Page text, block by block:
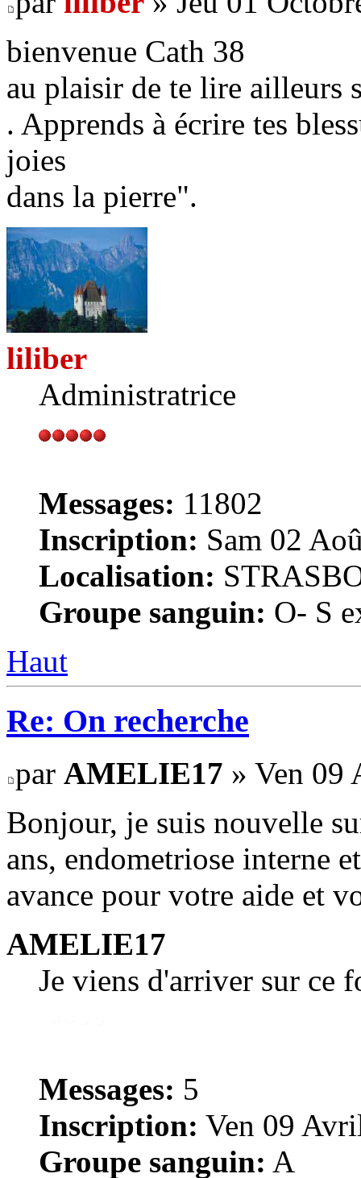
bienvenue Cath 38
au plaisir de te lire ailleurs
. Apprends à écrire tes
joies
dans la pierre".
liliber
Administratrice
Messages: 11802
Inscription: Sam 02
Localisation:
Groupe sanguin: O- S
Haut
Re: On recherche
par AMELIE17 » Ven 09
Bonjour, je suis nouvelle
ans, endometriose interne
avance pour votre aide et
AMELIE17
Je viens d'arriver sur ce
Messages: 5
Inscription: Ven 09
Groupe sanguin: A